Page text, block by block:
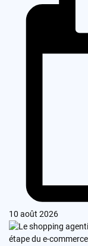
10 août 2026